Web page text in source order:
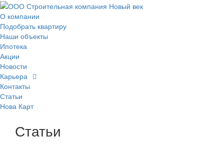
О компании
Подобрать квартиру
Наши объекты
Ипотека
Акции
Новости
Карьера
Контакты
Статьи
Нова Карт
Статьи